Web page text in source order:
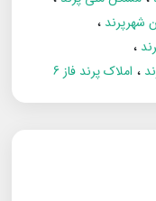
شهرپرند
املاک پرند فاز 6